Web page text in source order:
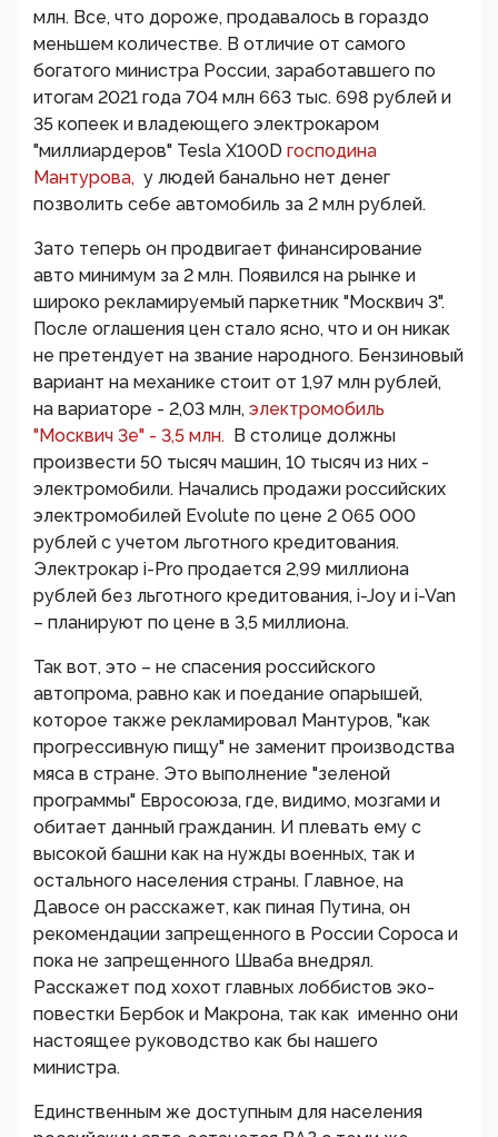
млн. Все, что дороже, продавалось в гораздо
меньшем количестве. В отличие от самого
богатого министра России, заработавшего по
итогам 2021 года 704 млн 663 тыс. 698 рублей и
35 копеек и владеющего электрокаром
"миллиардеров" Tesla X100D господина
Мантурова, у людей банально нет денег
позволить себе автомобиль за 2 млн рублей.
Зато теперь он продвигает финансирование
авто минимум за 2 млн. Появился на рынке и
широко рекламируемый паркетник "Москвич 3".
После оглашения цен стало ясно, что и он никак
не претендует на звание народного. Бензиновый
вариант на механике стоит от 1,97 млн рублей,
на вариаторе - 2,03 млн, электромобиль
"Москвич 3е" - 3,5 млн. В столице должны
произвести 50 тысяч машин, 10 тысяч из них -
электромобили. Начались продажи российских
электромобилей Evolute по цене 2 065 000
рублей с учетом льготного кредитования.
Электрокар i-Pro продается 2,99 миллиона
рублей без льготного кредитования, i-Joy и i-Van
– планируют по цене в 3,5 миллиона.
Так вот, это – не спасения российского
автопрома, равно как и поедание опарышей,
которое также рекламировал Мантуров, "как
прогрессивную пищу" не заменит производства
мяса в стране. Это выполнение "зеленой
программы" Евросоюза, где, видимо, мозгами и
обитает данный гражданин. И плевать ему с
высокой башни как на нужды военных, так и
остального населения страны. Главное, на
Давосе он расскажет, как пиная Путина, он
рекомендации запрещенного в России Сороса и
пока не запрещенного Шваба внедрял.
Расскажет под хохот главных лоббистов эко-
повестки Бербок и Макрона, так как именно они
настоящее руководство как бы нашего
министра.
Единственным же доступным для населения